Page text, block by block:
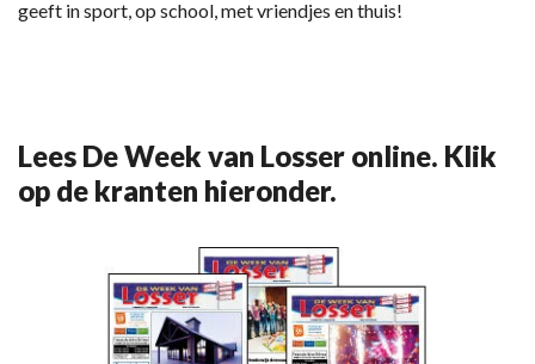
geeft in sport, op school, met vriendjes en thuis!
Lees De Week van Losser online. Klik
op de kranten hieronder.